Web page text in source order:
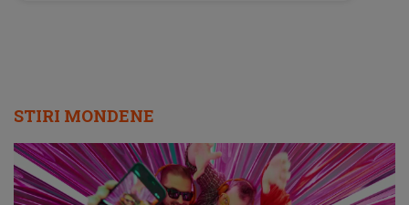
STIRI MONDENE